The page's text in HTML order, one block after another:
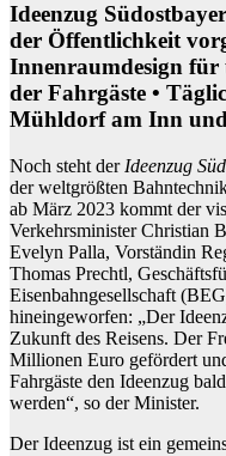
Ideenzug
der Öffentlichkeit
Innenraumdesign für
der Fahrgäste •
Mühldorf am Inn
Noch steht der Ideenzug
der weltgrößten
ab März 2023 kommt der
Verkehrsminister Christian
Evelyn Palla, Vorständin
Thomas Prechtl,
Eisenbahngesellschaft
hineingeworfen: „Der
Zukunft des Reisens. Der
Millionen Euro gefördert
Fahrgäste den Ideenzug
werden“, so der Minister.
Der Ideenzug ist ein